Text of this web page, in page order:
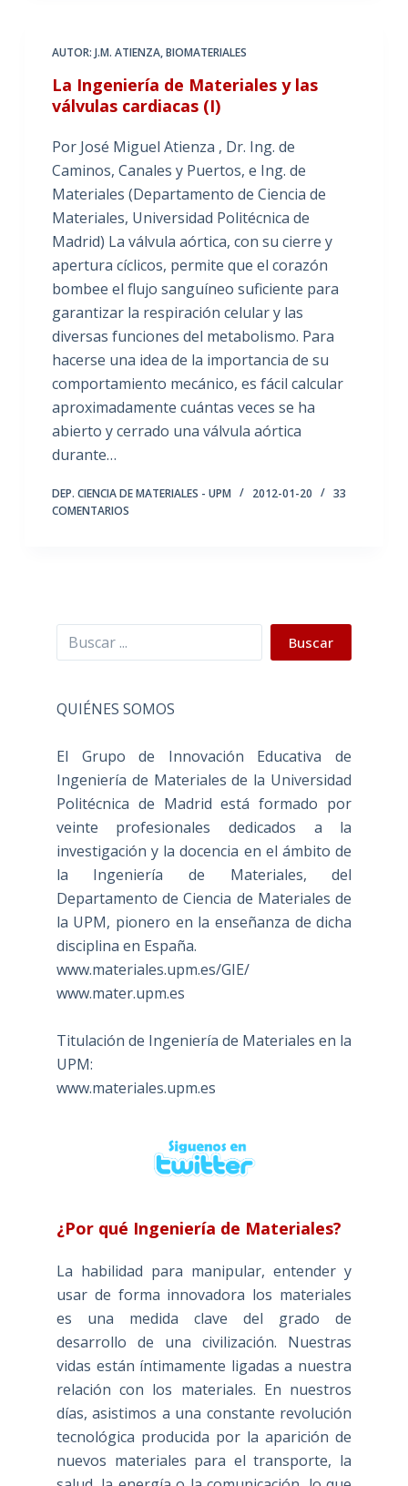
AUTOR: J.M. ATIENZA,BIOMATERIALES
La Ingeniería de Materiales y las
válvulas cardiacas (I)
Por José Miguel Atienza , Dr. Ing. de
Caminos, Canales y Puertos, e Ing. de
Materiales (Departamento de Ciencia de
Materiales, Universidad Politécnica de
Madrid) La válvula aórtica, con su cierre y
apertura cíclicos, permite que el corazón
bombee el flujo sanguíneo suficiente para
garantizar la respiración celular y las
diversas funciones del metabolismo. Para
hacerse una idea de la importancia de su
comportamiento mecánico, es fácil calcular
aproximadamente cuántas veces se ha
abierto y cerrado una válvula aórtica
durante…
DEP. CIENCIA DE MATERIALES - UPM 2012-01-20
33
COMENTARIOS
Buscar Buscar
QUIÉNES SOMOS
El Grupo de Innovación Educativa de
Ingeniería de Materiales de la Universidad
Politécnica de Madrid está formado por
veinte profesionales dedicados a la
investigación y la docencia en el ámbito de
la Ingeniería de Materiales, del
Departamento de Ciencia de Materiales de
la UPM, pionero en la enseñanza de dicha
disciplina en España.
www.materiales.upm.es/GIE/
www.mater.upm.es
Titulación de Ingeniería de Materiales en la
UPM:
www.materiales.upm.es
¿Por qué Ingeniería de Materiales?
La habilidad para manipular, entender y
usar de forma innovadora los materiales
es una medida clave del grado de
desarrollo de una civilización. Nuestras
vidas están íntimamente ligadas a nuestra
relación con los materiales. En nuestros
días, asistimos a una constante revolución
tecnológica producida por la aparición de
nuevos materiales para el transporte, la